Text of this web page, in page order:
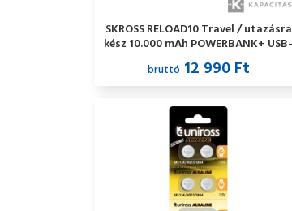
SKROSS RELOAD10 Travel / utazásra
kész 10.000 mAh POWERBANK+ USB-
C kábel, feltöltve
bruttó 12 990 Ft